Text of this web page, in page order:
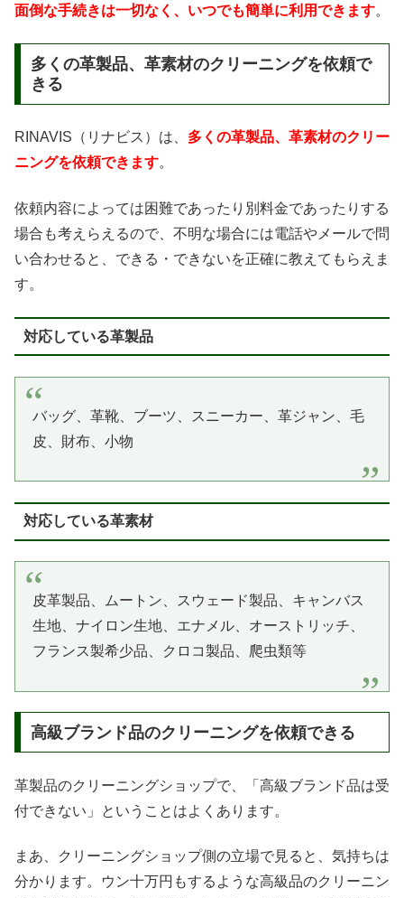
面倒な手続きは一切なく、いつでも簡単に利用できます。
多くの革製品、革素材のクリーニングを依頼で
きる
RINAVIS（リナビス）は、 多くの革製品、革素材のクリー
ニングを依頼できます。
依頼内容によっては困難であったり別料金であったりする
場合も考えらえるので、不明な場合には電話やメールで問
い合わせると、できる・できないを正確に教えてもらえま
す。
対応している革製品
バッグ、革靴、ブーツ、スニーカー、革ジャン、毛
皮、財布、小物
対応している革素材
皮革製品、ムートン、スウェード製品、キャンバス
生地、ナイロン生地、エナメル、オーストリッチ、
フランス製希少品、クロコ製品、爬虫類等
高級ブランド品のクリーニングを依頼できる
革製品のクリーニングショップで、「高級ブランド品は受
付できない」ということはよくあります。
まあ、クリーニングショップ側の立場で見ると、気持ちは
分かります。ウン十万円もするような高級品のクリーニン